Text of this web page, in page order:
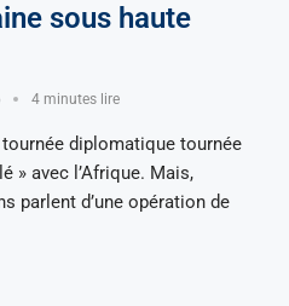
sous haute
4 minutes lire
tournée diplomatique tournée
» avec l’Afrique. Mais,
parlent d’une opération de